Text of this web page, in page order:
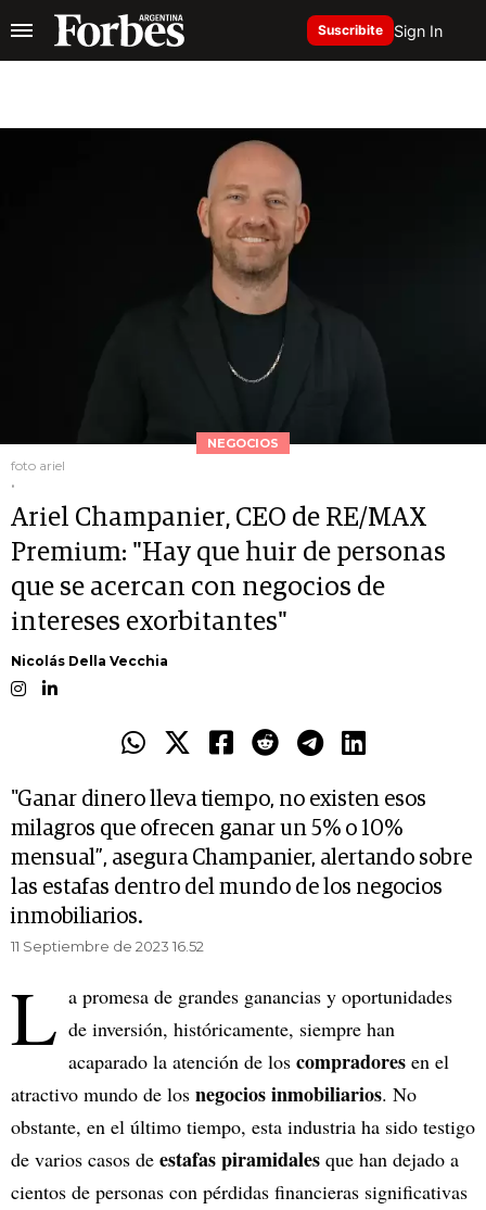
Suscribite Sign In
NEGOCIOS
foto ariel
.
Ariel Champanier, CEO de RE/MAX
Premium: "Hay que huir de personas
que se acercan con negocios de
intereses exorbitantes"
Nicolás Della Vecchia
"Ganar dinero lleva tiempo, no existen esos
milagros que ofrecen ganar un 5% o 10%
mensual”, asegura Champanier, alertando sobre
las estafas dentro del mundo de los negocios
inmobiliarios.
11 Septiembre de 2023 16.52
L a promesa de grandes ganancias y oportunidades
de inversión, históricamente, siempre han
acaparado la atención de los compradores en el
atractivo mundo de los negocios inmobiliarios. No
obstante, en el último tiempo, esta industria ha sido testigo
de varios casos de estafas piramidales que han dejado a
cientos de personas con pérdidas financieras significativas